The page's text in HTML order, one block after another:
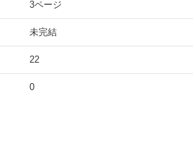
3ページ
未完結
22
0